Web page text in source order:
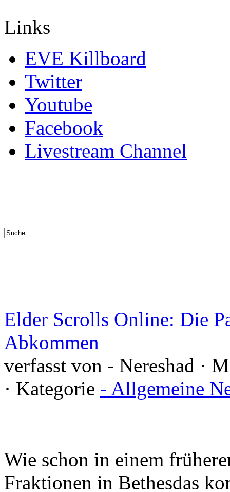
Links
EVE Killboard
Twitter
Youtube
Facebook
Livestream Channel
Elder Scrolls Online: Die
Abkommen
verfasst von - Nereshad ·
· Kategorie - Allgemeine
Wie schon in einem
Fraktionen in Bethesdas